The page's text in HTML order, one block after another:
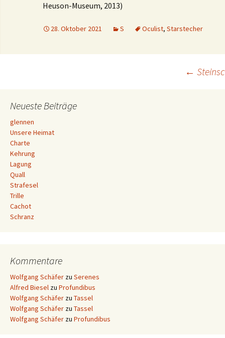
Heuson-Museum, 2013)
28. Oktober 2021 S Oculist, Starstecher
Navigation
←
Neueste Beiträge
glennen
Unsere Heimat
Charte
Kehrung
Lagung
Quall
Strafesel
Trille
Cachot
Schranz
Kommentare
Wolfgang Schäfer zu Serenes
Alfred Biesel zu Profundibus
Wolfgang Schäfer zu Tassel
Wolfgang Schäfer zu Tassel
Wolfgang Schäfer zu Profundibus